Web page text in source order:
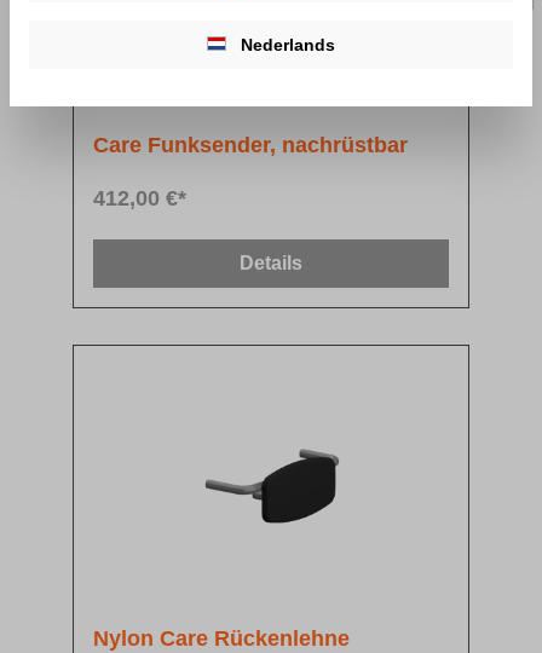
Care Funksender, nachrüstbar
412,00 €*
Details
Nylon Care Rückenlehne
Nederlands